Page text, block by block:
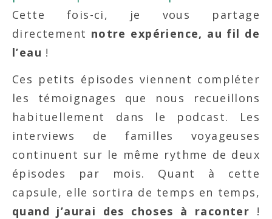
Cette fois-ci, je vous partage
directement notre expérience, au fil de
l’eau !
Ces petits épisodes viennent compléter
les témoignages que nous recueillons
habituellement dans le podcast. Les
interviews de familles voyageuses
continuent sur le même rythme de deux
épisodes par mois. Quant à cette
capsule, elle sortira de temps en temps,
quand j’aurai des choses à raconter !